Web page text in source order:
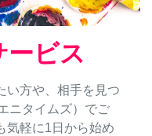
ービス
い方や、相手を見つ
ニタイムズ）でご
気軽に1日から始め